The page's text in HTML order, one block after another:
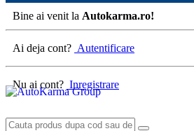
Bine ai venit la Autokarma.ro!
Ai deja cont? Autentificare
Nu ai cont? Inregistrare